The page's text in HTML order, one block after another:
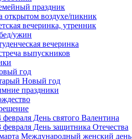
праздник
открытом воздухе/пикник
вечеринка, утренник
ужин
вечеринка
выпускников
год
Новый год
праздники
февраля День святого Валентина
февраля День защитника Отечества
Международный женский день